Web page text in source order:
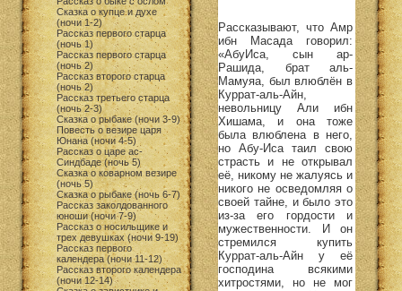
Сказка о купце и духе
(ночи 1-2)
Рассказ первого старца
(ночь 1)
Рассказ первого старца
(ночь 2)
Рассказ второго старца
(ночь 2)
Рассказ третьего старца
(ночь 2-3)
Сказка о рыбаке (ночи 3-9)
Повесть о везире царя
Юнана (ночи 4-5)
Рассказ о царе ас-
Синдбаде (ночь 5)
Сказка о коварном везире
(ночь 5)
Сказка о рыбаке (ночь 6-7)
Рассказ заколдованного
юноши (ночи 7-9)
Рассказ о носильщике и
трех девушках (ночи 9-19)
Рассказ первого
календера (ночи 11-12)
Рассказ второго календера
(ночи 12-14)
Рассказывают, что Амр
ибн Масада говорил:
«АбуИса, сын ар-
Рашида, брат аль-
Мамуяа, был влюблён в
Куррат-аль-Айн,
невольницу Али ибн
Хишама, и она тоже
была влюблена в него,
но Абу-Иса таил свою
страсть и не открывал
её, никому не жалуясь и
никого не осведомляя о
своей тайне, и было это
из-за его гордости и
мужественности. И он
стремился купить
Куррат-аль-Айн у её
господина всякими
хитростями, но не мог